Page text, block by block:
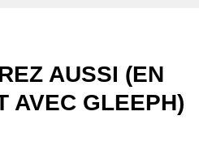
AUSSI (EN
AVEC GLEEPH)